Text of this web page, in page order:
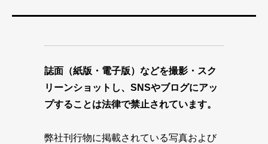
誌面（紙版・電子版）などを撮影・スク
リーンショットし、SNSやブログにアッ
プすることは法律で禁止されています。
弊社刊行物に掲載されている写真および